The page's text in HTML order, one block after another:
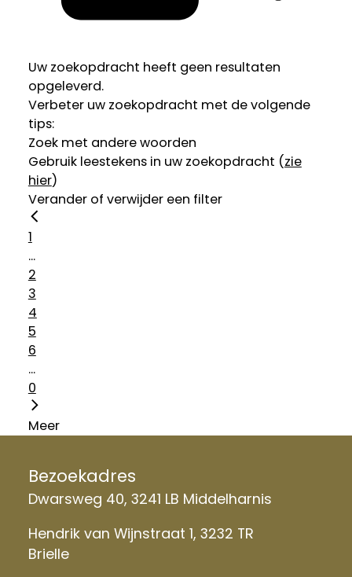
Uw zoekopdracht heeft geen resultaten
opgeleverd.
Verbeter uw zoekopdracht met de volgende
tips:
Zoek met andere woorden
Gebruik leestekens in uw zoekopdracht (zie
hier)
Verander of verwijder een filter
1
...
2
3
4
5
6
...
0
Meer
Bezoekadres
Dwarsweg 40, 3241 LB Middelharnis
Hendrik van Wijnstraat 1, 3232 TR
Brielle